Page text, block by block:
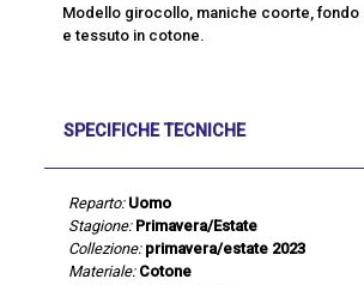
Modello girocollo, maniche coorte,
e tessuto in cotone.
SPECIFICHE TECNICHE
Reparto: Uomo
Stagione: Primavera/Estate
Collezione: primavera/estate 2023
Materiale: Cotone